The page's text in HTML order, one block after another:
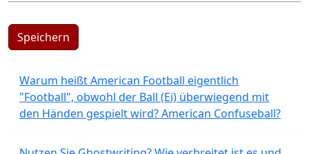
Speichern
Warum heißt American Football eigentlich
"Football", obwohl der Ball (Ei) überwiegend mit
den Händen gespielt wird? American Confuseball?